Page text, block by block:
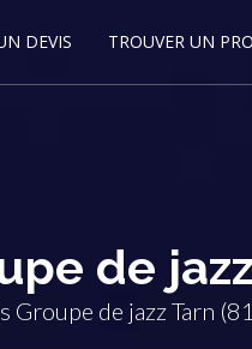
DEVIS TROUVER UN PRO
de
de jazz Tarn